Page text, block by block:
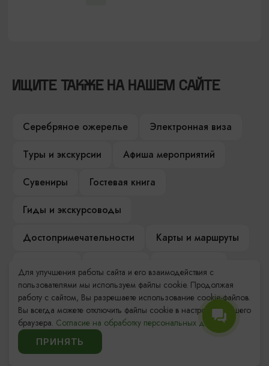
ИЩИТЕ ТАКЖЕ НА НАШЕМ САЙТЕ
Серебряное ожерелье
Электронная виза
Туры и экскурсии
Афиша мероприятий
Сувениры
Гостевая книга
Гиды и экскурсоводы
Достопримечательности
Карты и маршруты
Компас Балтийской кухни
Настоящий Калининградец
Музеи
Для улучшения работы сайта и его взаимодействия с
пользователями мы используем файлы cookie. Продолжая
работу с сайтом, Вы разрешаете использование cookie-файлов.
Вы всегда можете отключить файлы cookie в настройках Вашего
браузера. Согласие на обработку персональных данных.
ПРИНЯТЬ